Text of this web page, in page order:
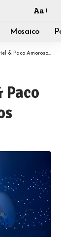
Aa
Mosaico
arrasan en los Latin Grammy 2025
Paco